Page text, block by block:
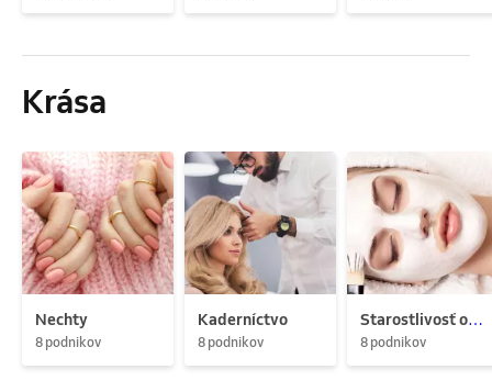
Krása
Nechty
8 podnikov
Kaderníctvo
8 podnikov
Starostlivosť o pleť
8 podnikov